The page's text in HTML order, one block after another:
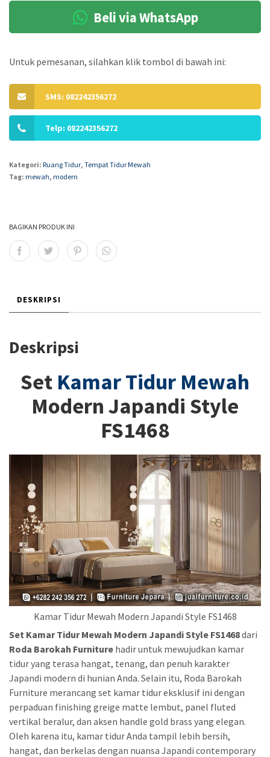
Beli via WhatsApp
Untuk pemesanan, silahkan klik tombol di bawah ini:
SMS: 082242356272
Telp: 082242356272
Kategori: Ruang Tidur, Tempat Tidur Mewah
Tag: mewah, modern
BAGIKAN PRODUK INI
DESKRIPSI
Deskripsi
Set Kamar Tidur Mewah
Modern Japandi Style
FS1468
Kamar Tidur Mewah Modern Japandi Style FS1468
Set Kamar Tidur Mewah Modern Japandi Style FS1468dari
Roda Barokah Furniture hadir untuk mewujudkan kamar
tidur yang terasa hangat, tenang, dan penuh karakter
Japandi modern di hunian Anda. Selain itu, Roda Barokah
Furniture merancang set kamar tidur eksklusif ini dengan
perpaduan finishing greige matte lembut, panel fluted
vertikal beralur, dan aksen handle gold brass yang elegan.
Oleh karena itu, kamar tidur Anda tampil lebih bersih,
hangat, dan berkelas dengan nuansa Japandi contemporary